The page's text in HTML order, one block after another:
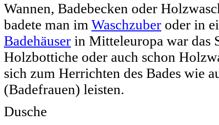
Wannen, Badebecken oder
badete man im Waschzuber oder in
Badehäuser in Mitteleuropa war das
Holzbottiche oder auch schon
sich zum Herrichten des Bades wie
(Badefrauen) leisten.
Dusche